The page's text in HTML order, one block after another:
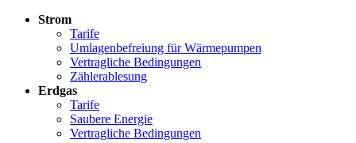
Strom
Tarife
Umlagenbefreiung für Wärmepumpen
Vertragliche Bedingungen
Zählerablesung
Erdgas
Tarife
Saubere Energie
Vertragliche Bedingungen